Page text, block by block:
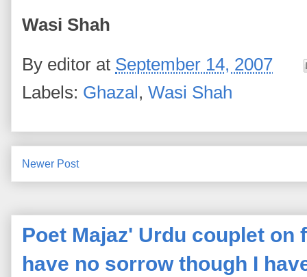
Wasi Shah
By editor at September 14, 2007
Labels: Ghazal, Wasi Shah
Newer Post
Poet Majaz' Urdu couplet
have no sorrow though I